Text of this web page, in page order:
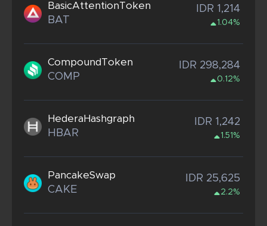
BasicAttentionToken
BAT
IDR 1,214
1.04%
CompoundToken
COMP
IDR 298,284
0.12%
HederaHashgraph
HBAR
IDR 1,242
1.51%
PancakeSwap
CAKE
IDR 25,625
2.2%